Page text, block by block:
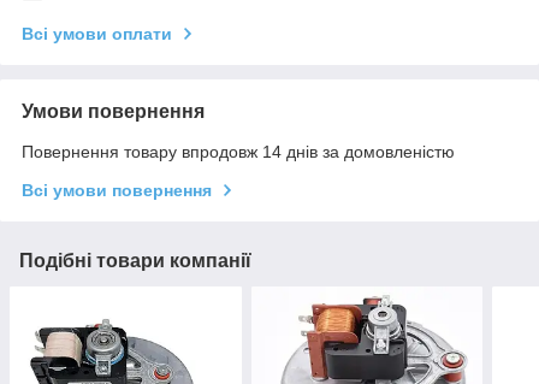
Всі умови оплати
Умови повернення
Повернення товару впродовж 14 днів за домовленістю
Всі умови повернення
Подібні товари компанії